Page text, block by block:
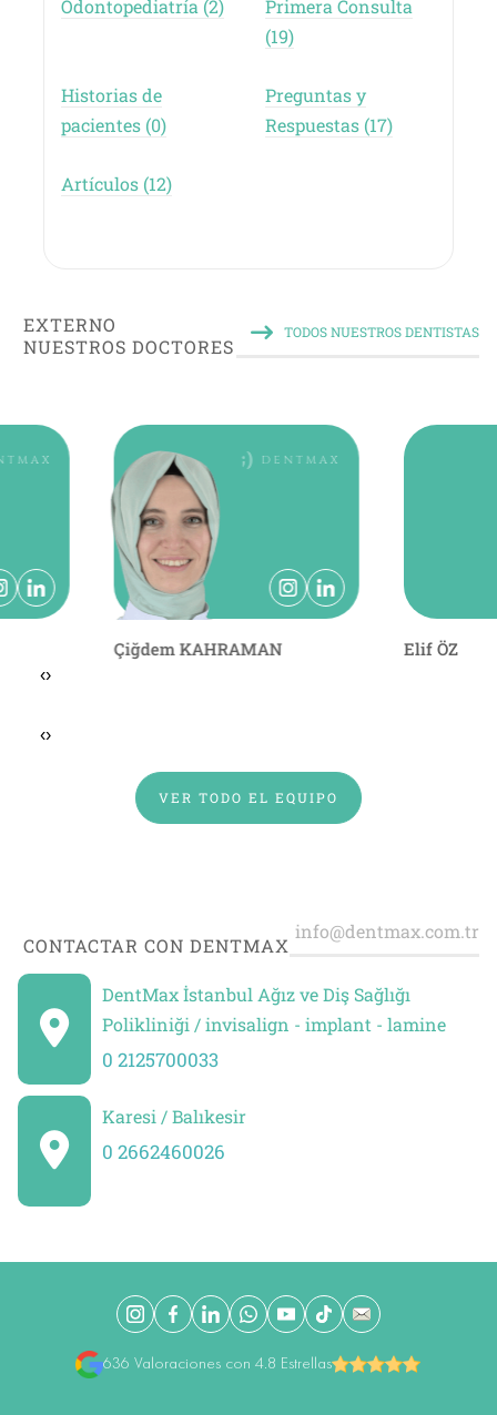
Odontopediatría (2)
Primera Consulta
(19)
Historias de
pacientes (0)
Preguntas y
Respuestas (17)
Artículos (12)
EXTERNO
NUESTROS DOCTORES
TODOS NUESTROS DENTISTAS
DENTMAX
Çiğdem KAHRAMAN
‹›
‹›
VER TODO EL EQUIPO
CONTACTAR CON DENTMAX
DentMax İstanbul Ağız ve Diş Sağlığı
Polikliniği / invisalign - implant - lamine
0 2125700033
Karesi / Balıkesir
0 2662460026
636 Valoraciones con 4.8 Estrellas